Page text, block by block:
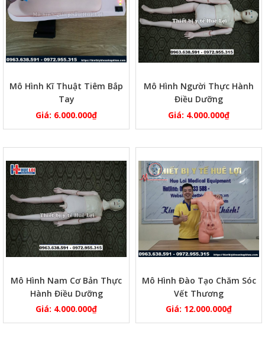
Mô Hình Kĩ Thuật Tiêm Bắp
Tay
Giá: 6.000.000₫
Mô Hình Người Thực Hành
Điều Dưỡng
Giá: 4.000.000₫
Mô Hình Nam Cơ Bản Thực
Hành Điều Dưỡng
Giá: 4.000.000₫
Mô Hình Đào Tạo Chăm Sóc
Vết Thương
Giá: 12.000.000₫